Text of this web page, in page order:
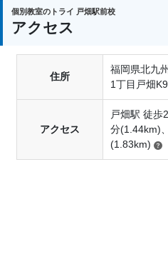
個別教室のトライ 戸畑駅前校
アクセス
住所
福岡県北九
1丁目戸畑
アクセス
戸畑駅 徒歩
分(1.44km)
(1.83km)